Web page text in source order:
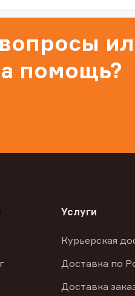
помощь?
Услуги
Курьерская
Доставка по
Доставка